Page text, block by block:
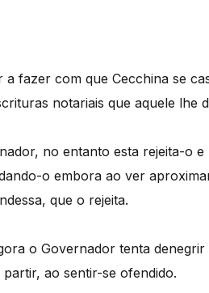
fazer com que Cecchina se
notariais que aquele lhe
no entanto esta rejeita-o e
o embora ao ver
que o rejeita.
o Governador tenta denegrir
ao sentir-se ofendido.